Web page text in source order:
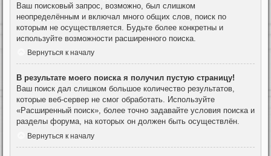
Ваш поисковый запрос, возможно, был слишком
неопределённым и включал много общих слов, поиск по
которым не осуществляется. Будьте более конкретны и
используйте возможности расширенного поиска.
Вернуться к началу
В результате моего поиска я получил пустую страницу!
Ваш поиск дал слишком большое количество результатов,
которые веб-сервер не смог обработать. Используйте
«Расширенный поиск», более точно задавайте условия поиска и
разделы форума, на которых он должен быть осуществлён.
Вернуться к началу